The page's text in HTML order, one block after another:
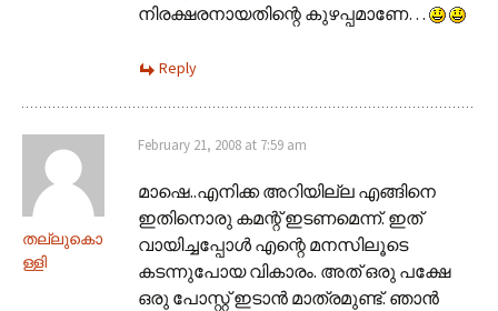
നിരക്ഷരനായതിന്റെ കുഴപ്പമാണേ…
Reply
തല്ലുകൊ
ള്ളി
February 21, 2008 at 7:59 am
മാഷെ..എനിക്ക അറിയില്ല എങ്ങിനെ
ഇതിനൊരു കമന്റ് ഇടണമെന്ന്. ഇത്
വായിച്ചപ്പോള്‍ എന്റെ മനസിലൂടെ
കടന്നുപോയ വികാരം. അത് ഒരു പക്ഷേ
ഒരു പോസ്റ്റ് ഇടാന്‍ മാത്രമുണ്ട്. ഞാന്‍